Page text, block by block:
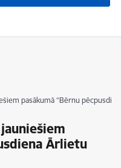
pasākumā “Bērnu
Ārlietu